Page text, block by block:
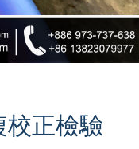
校正檢驗